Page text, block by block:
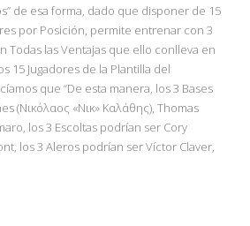
de esa forma, dado que disponer de 15
por Posición, permite entrenar con 3
Todas las Ventajas que ello conlleva en
15 Jugadores de la Plantilla del
que “De esta manera, los 3 Bases
(Νικόλαος «Νικ» Καλάθης), Thomas
los 3 Escoltas podrían ser Cory
los 3 Aleros podrían ser Víctor Claver,